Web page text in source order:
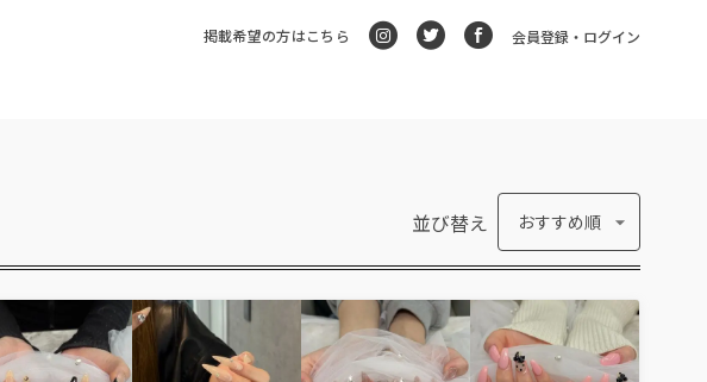
掲載希望の方はこちら 会員登録・ログイン
並び替え おすすめ順